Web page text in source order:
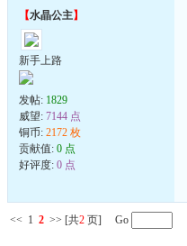
【水晶公主】
新手上路
发帖: 1829
威望: 7144 点
铜币: 2172 枚
贡献值: 0 点
好评度: 0 点
<< 1 2 >> [共2 页] Go